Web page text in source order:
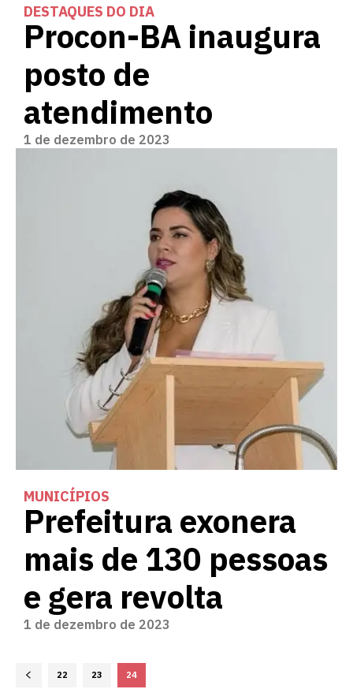
DESTAQUES DO DIA
Procon-BA inaugura
posto de
atendimento
1 de dezembro de 2023
MUNICÍPIOS
Prefeitura exonera
mais de 130 pessoas
e gera revolta
1 de dezembro de 2023
22 23 24